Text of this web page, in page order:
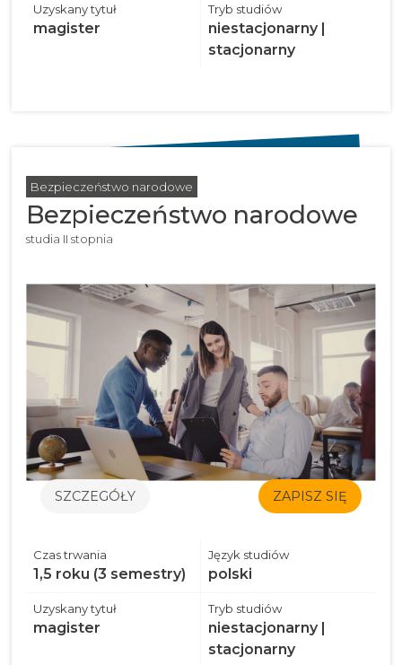
Uzyskany tytuł
magister
Tryb studiów
niestacjonarny |
stacjonarny
Bezpieczeństwo narodowe
Bezpieczeństwo narodowe
studia II stopnia
SZCZEGÓŁY ZAPISZ SIĘ
Czas trwania
1,5 roku (3 semestry)
Język studiów
polski
Uzyskany tytuł
magister
Tryb studiów
niestacjonarny |
stacjonarny